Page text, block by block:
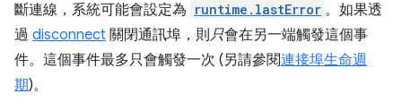
斷連線，系統可能會設定為 runtime.lastError 。如果透
過 disconnect 關閉通訊埠，則只會在另一端觸發這個事
件。這個事件最多只會觸發一次 (另請參閱連接埠生命週
期)。